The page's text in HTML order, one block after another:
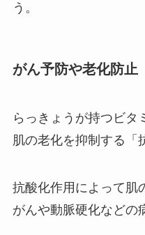
う。
がん予防や老化防止
らっきょうが持つビタ
肌の老化を抑制する「
抗酸化作用によって肌
がんや動脈硬化などの